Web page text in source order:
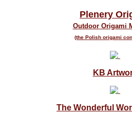
Plenery
Outdoor Origami
(the Polish origami
KB
The Wonderful